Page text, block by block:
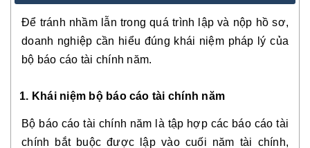
Để tránh nhầm lẫn trong quá trình lập và nộp hồ sơ,
doanh nghiệp cần hiểu đúng khái niệm pháp lý của
bộ báo cáo tài chính năm.
1. Khái niệm bộ báo cáo tài chính năm
Bộ báo cáo tài chính năm là tập hợp các báo cáo tài
chính bắt buộc được lập vào cuối năm tài chính,